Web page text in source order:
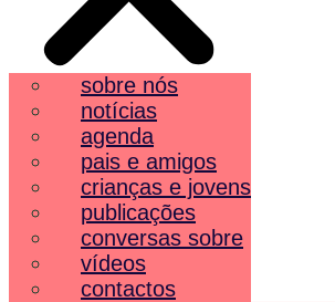
sobre nós
notícias
agenda
pais e amigos
crianças e jovens
publicações
conversas sobre
vídeos
contactos